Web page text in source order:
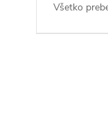
Všetko